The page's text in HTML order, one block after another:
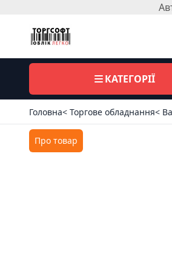
КАТЕГОРІЇ
Головна< Торгове обладнання<
Про товар